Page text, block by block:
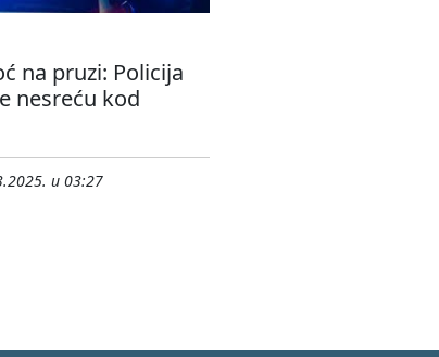
na pruzi: Policija
nesreću kod
u 03:27